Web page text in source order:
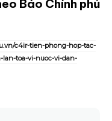
Báo Chính phủ
c4ir-tien-phong-hop-tac-
toa-vi-nuoc-vi-dan-